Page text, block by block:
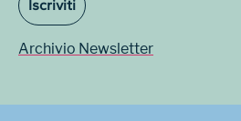
Iscriviti
Archivio Newsletter